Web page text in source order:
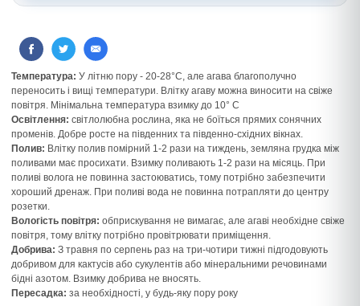
Температура: У літню пору - 20-28°С, але агава благополучно
переносить і вищі температури. Влітку агаву можна виносити на свіже
повітря. Мінімальна температура взимку до 10° С
Освітлення: світлолюбна рослина, яка не боїться прямих сонячних
променів. Добре росте на південних та південно-східних вікнах.
Полив: Влітку полив помірний 1-2 рази на тиждень, земляна грудка між
поливами має просихати. Взимку поливають 1-2 рази на місяць. При
поливі волога не повинна застоюватись, тому потрібно забезпечити
хороший дренаж. При поливі вода не повинна потрапляти до центру
розетки.
Вологість повітря: обприскування не вимагає, але агаві необхідне свіже
повітря, тому влітку потрібно провітрювати приміщення.
Добрива: З травня по серпень раз на три-чотири тижні підгодовують
добривом для кактусів або сукулентів або мінеральними речовинами
бідні азотом. Взимку добрива не вносять.
Пересадка: за необхідності, у будь-яку пору року